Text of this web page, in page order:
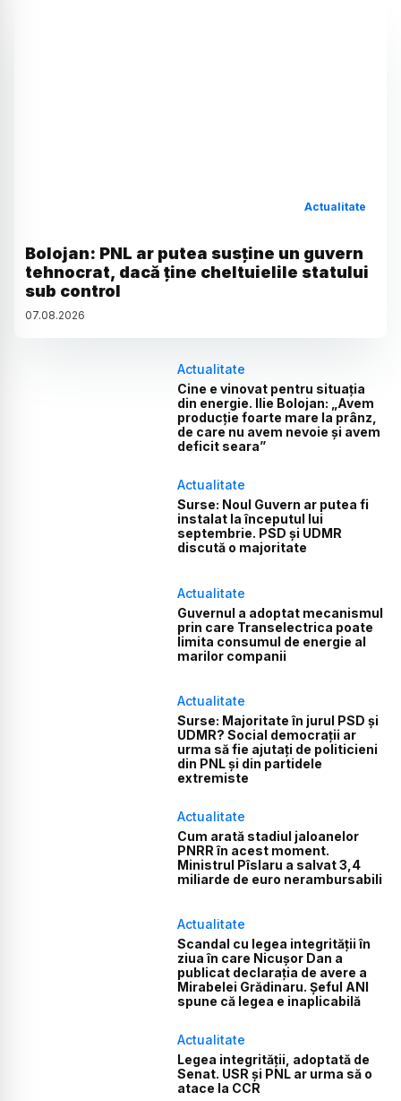
Actualitate
Bolojan: PNL ar putea susține un guvern
tehnocrat, dacă ține cheltuielile statului
sub control
07.08.2026
Actualitate
Cine e vinovat pentru situația
din energie. Ilie Bolojan: „Avem
producție foarte mare la prânz,
de care nu avem nevoie și avem
deficit seara”
Actualitate
Surse: Noul Guvern ar putea fi
instalat la începutul lui
septembrie. PSD și UDMR
discută o majoritate
Actualitate
Guvernul a adoptat mecanismul
prin care Transelectrica poate
limita consumul de energie al
marilor companii
Actualitate
Surse: Majoritate în jurul PSD și
UDMR? Social democrații ar
urma să fie ajutați de politicieni
din PNL și din partidele
extremiste
Actualitate
Cum arată stadiul jaloanelor
PNRR în acest moment.
Ministrul Pîslaru a salvat 3,4
miliarde de euro nerambursabili
Actualitate
Scandal cu legea integrității în
ziua în care Nicușor Dan a
publicat declarația de avere a
Mirabelei Grădinaru. Șeful ANI
spune că legea e inaplicabilă
Actualitate
Legea integrității, adoptată de
Senat. USR și PNL ar urma să o
atace la CCR